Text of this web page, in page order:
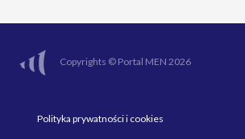
Copyrights © Portal MEN 2026
Polityka prywatności i cookies